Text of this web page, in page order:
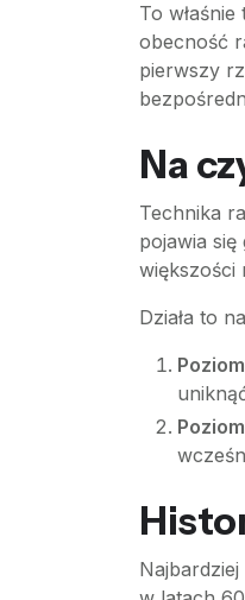
To
obecność
pierwszy
Na
Technika
pojawia
większości
Działa to